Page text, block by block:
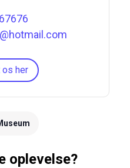
os her
oplevelse?